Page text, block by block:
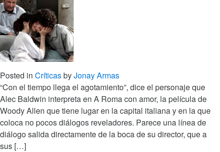
Posted in CríticasbyJonay Armas
“Con el tiempo llega el agotamiento”, dice el personaje que
Alec Baldwin interpreta en A Roma con amor, la película de
Woody Allen que tiene lugar en la capital italiana y en la que
coloca no pocos diálogos reveladores. Parece una línea de
diálogo salida directamente de la boca de su director, que a
sus […]